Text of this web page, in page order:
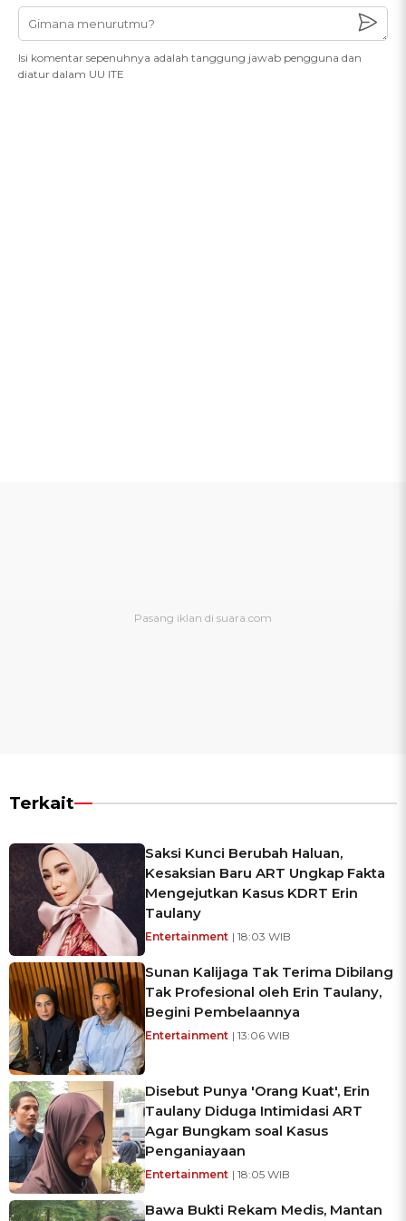
Isi komentar sepenuhnya adalah tanggung jawab pengguna dan
diatur dalam UU ITE
Terkait
Saksi Kunci Berubah Haluan,
Kesaksian Baru ART Ungkap Fakta
Mengejutkan Kasus KDRT Erin
Taulany
Entertainment | 18:03 WIB
Sunan Kalijaga Tak Terima Dibilang
Tak Profesional oleh Erin Taulany,
Begini Pembelaannya
Entertainment | 13:06 WIB
Disebut Punya 'Orang Kuat', Erin
Taulany Diduga Intimidasi ART
Agar Bungkam soal Kasus
Penganiayaan
Entertainment | 18:05 WIB
Bawa Bukti Rekam Medis, Mantan